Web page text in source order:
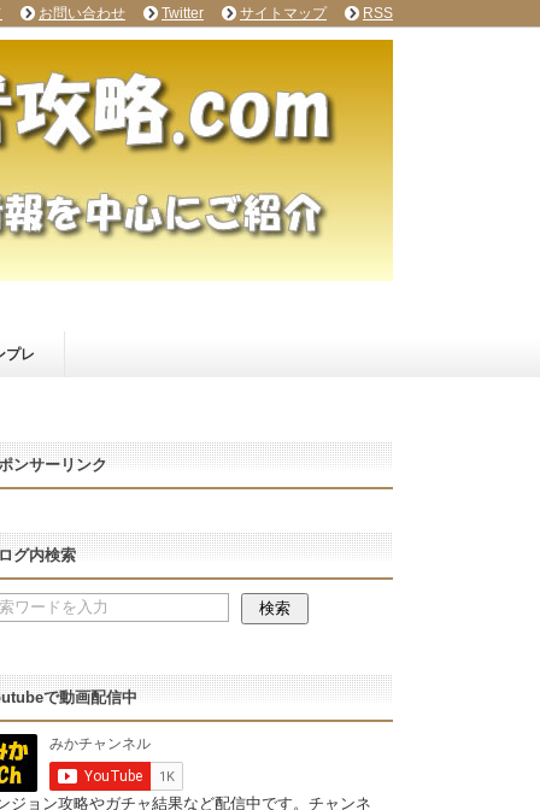
プレ
ンサーリンク
グ内検索
で動画配信中
ジョン攻略やガチャ結果など配信中です。チャンネ
お問い合わせ Twitter サイトマップ RSS